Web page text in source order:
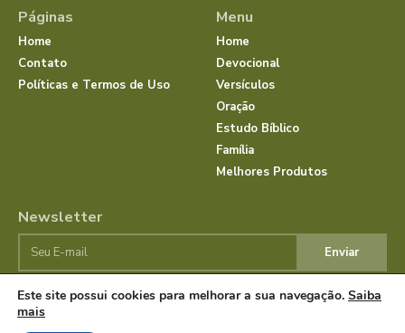
Páginas
Home
Contato
Políticas e Termos de Uso
Menu
Home
Devocional
Versículos
Oração
Estudo Bíblico
Família
Melhores Produtos
Newsletter
Enviar
© Dias com Jesus 2025 | Todos os direitos reservados.
Este site possui cookies para melhorar a sua navegação. Saiba
mais